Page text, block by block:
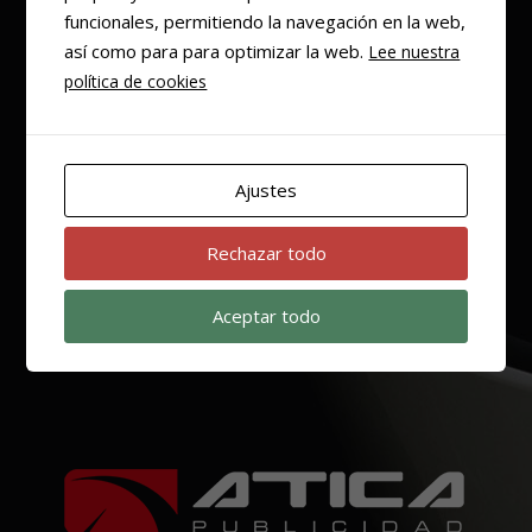
TELÉFONOS
(+34) 968 58 57 66
funcionales, permitiendo la navegación en la web,
así como para para optimizar la web. Lee nuestra
política de cookies
Ajustes
Rechazar todo
Aceptar todo